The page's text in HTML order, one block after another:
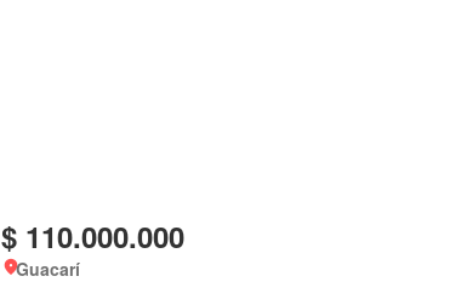
$ 110.000.000
Guacarí